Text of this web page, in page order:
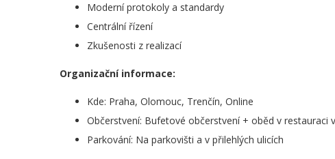
Moderní protokoly a standardy
Centrální řízení
Zkušenosti z realizací
Organizační informace:
Kde: Praha, Olomouc, Trenčín, Online
Občerstvení: Bufetové občerstvení + oběd v restauraci
Parkování: Na parkovišti a v přilehlých ulicích